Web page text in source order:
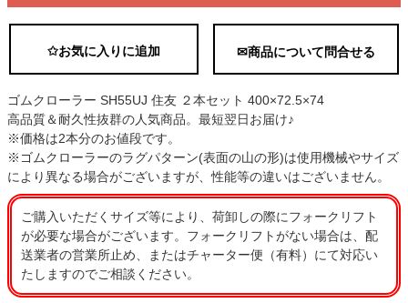
✩お気に入りに追加 ✉商品について問合せる
ゴムクローラー SH55UJ 住友 ２本セット 400×72.5×74
高品質＆耐久性抜群の人気商品。最短翌日お届け♪
※価格は2本分のお値段です。
※ゴムクローラーのラグパターン(表面の山の形)は使用機械やサイズ
により異なる場合がございますが、性能等の違いはございません。
ご購入いただくサイズ等により、荷卸しの際にフォークリフト
が必要な場合がございます。フォークリフトがない場合は、配
送業者の営業所止め、またはチャーター便（有料）にて対応い
たしますのでご相談ください。